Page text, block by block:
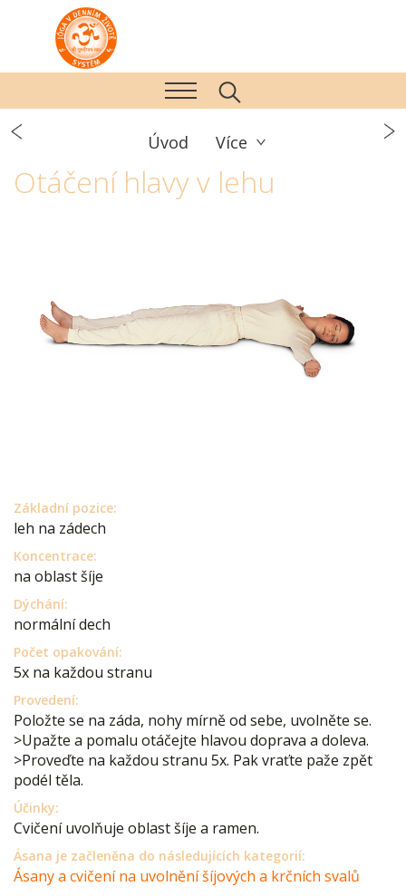
Úvod Více
Otáčení hlavy v lehu
Základní pozice:
leh na zádech
Koncentrace:
na oblast šíje
Dýchání:
normální dech
Počet opakování:
5x na každou stranu
Provedení:
Položte se na záda, nohy mírně od sebe, uvolněte se.
>Upažte a pomalu otáčejte hlavou doprava a doleva.
>Proveďte na každou stranu 5x. Pak vraťte paže zpět
podél těla.
Účinky:
Cvičení uvolňuje oblast šíje a ramen.
Ásana je začleněna do následujících kategorií:
Ásany a cvičení na uvolnění šíjových a krčních svalů